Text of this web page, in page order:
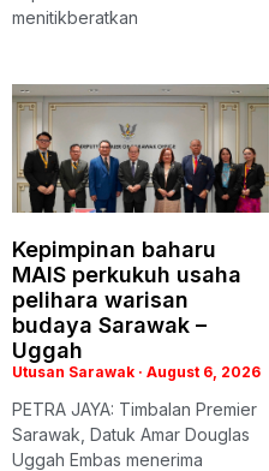
menitikberatkan
Kepimpinan baharu
MAIS perkukuh usaha
pelihara warisan
budaya Sarawak –
Uggah
Utusan Sarawak August 6, 2026
PETRA JAYA: Timbalan Premier
Sarawak, Datuk Amar Douglas
Uggah Embas menerima